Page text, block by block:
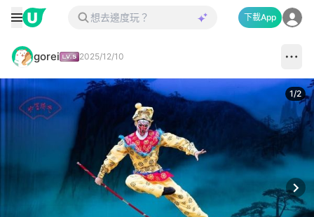
下載App
gorei 2025/12/10
1/2